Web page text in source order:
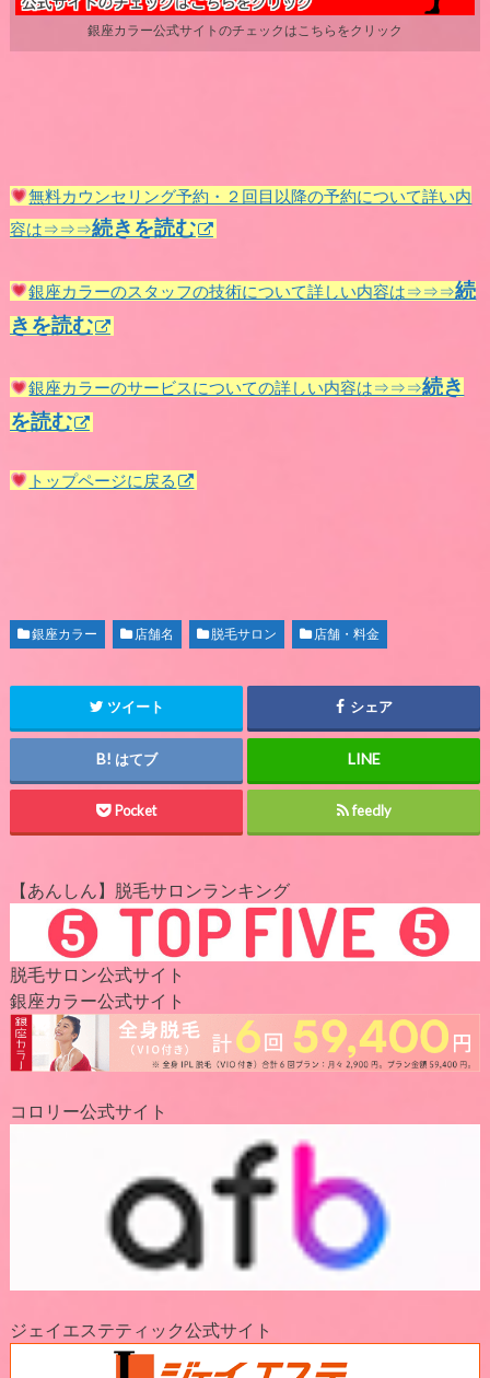
銀座カラー公式サイトのチェックはこちらをクリック
無料カウンセリング予約・２回目以降の予約について詳い内
容は⇒⇒⇒続きを読む
銀座カラーのスタッフの技術について詳しい内容は⇒⇒⇒続
きを読む
銀座カラーのサービスについての詳しい内容は⇒⇒⇒続き
を読む
トップページに戻る
銀座カラー 店舗名 脱毛サロン 店舗・料金
ツイート シェア
はてブ
Pocket feedly
【あんしん】脱毛サロンランキング
脱毛サロン公式サイト
銀座カラー公式サイト
コロリー公式サイト
ジェイエステティック公式サイト